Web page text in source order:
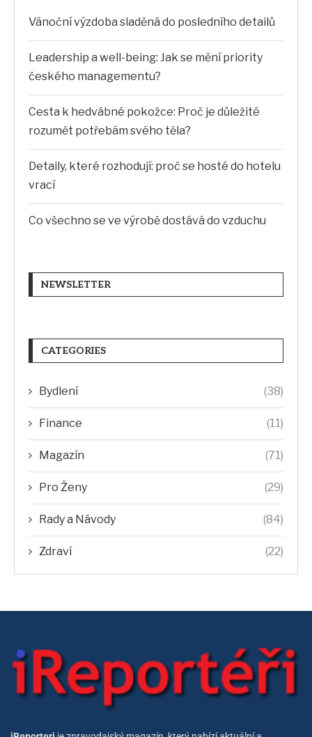
Vánoční výzdoba sladěná do posledního detailů
Leadership a well-being: Jak se mění priority
českého managementu?
Cesta k hedvábné pokožce: Proč je důležité
rozumět potřebám svého těla?
Detaily, které rozhodují: proč se hosté do hotelu
vrací
Co všechno se ve výrobě dostává do vzduchu
NEWSLETTER
CATEGORIES
Bydlení (38)
Finance (11)
Magazín (71)
Pro Ženy (29)
Rady a Návody (84)
Zdraví (22)